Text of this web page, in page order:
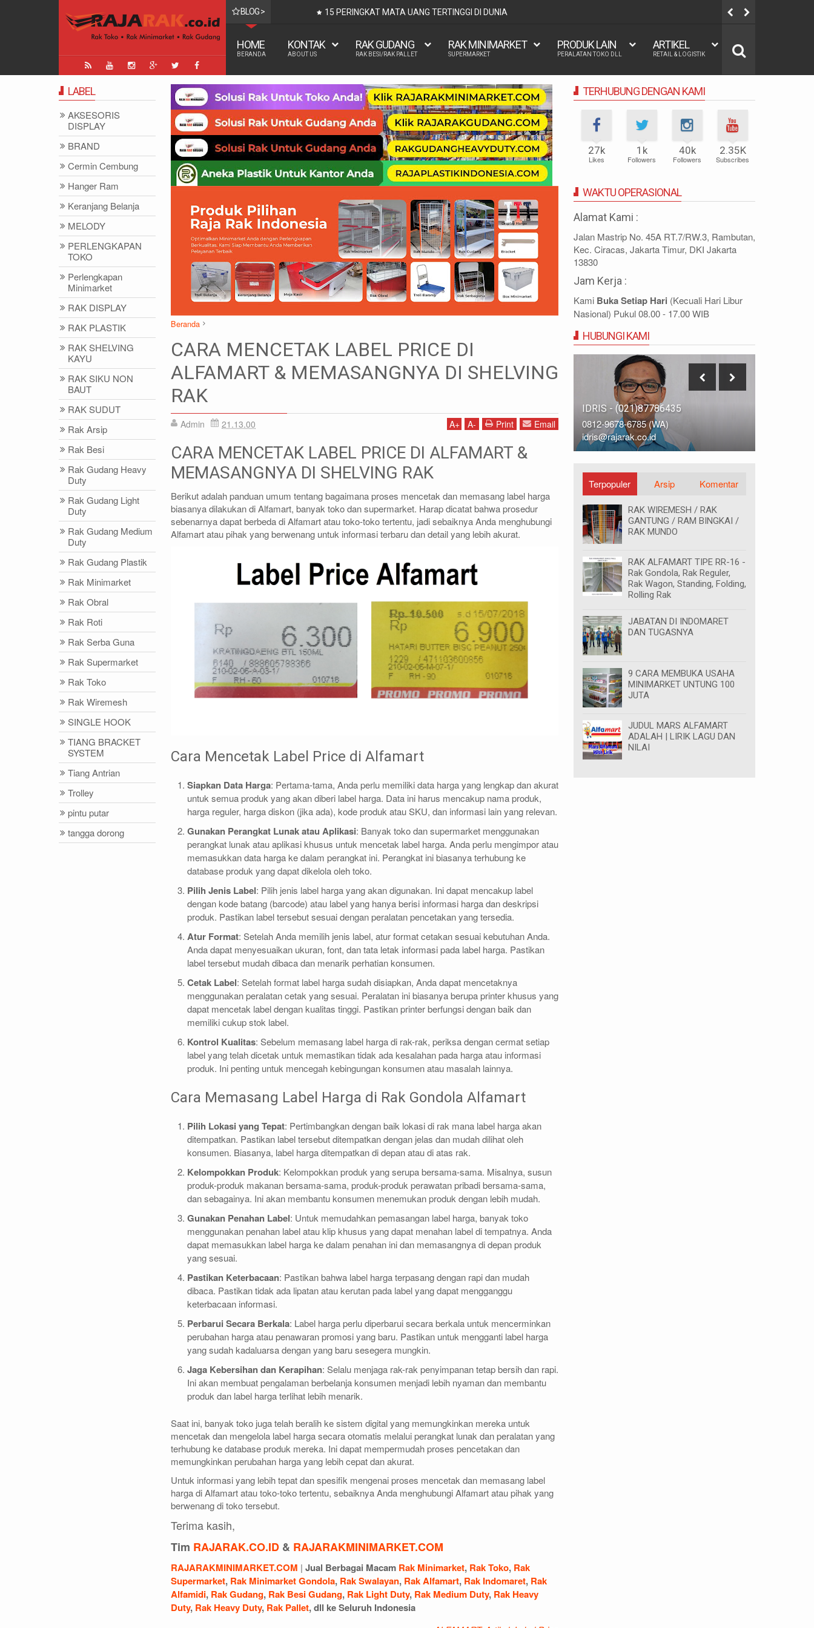
BLOG > UKURAN KASUR 90x200, 100x200, 120x200, 140x200, 160x200, 180x200 | FUNGSI, MANFAAT DAN KEGUNAAN
HOME
BERANDA
KONTAK
ABOUT US
RAK GUDANG
RAK BESI/RAK PALLET
RAK MINIMARKET
SUPERMARKET
PRODUK LAIN
PERALATAN TOKO DLL
ARTIKEL
RETAIL & LOGISTIK
Beranda
ALFAMART
Artikel
Label Price
CARA MENCETAK LABEL PRICE DI ALFAMART & MEMASANGNYA DI SHELVING RAK
CARA MENCETAK LABEL PRICE DI
ALFAMART & MEMASANGNYA DI SHELVING
RAK
Admin 21.13.00 A+ A- Print Email
CARA MENCETAK LABEL PRICE DI ALFAMART &
MEMASANGNYA DI SHELVING RAK
Berikut adalah panduan umum tentang bagaimana proses mencetak dan memasang label harga
biasanya dilakukan di Alfamart, banyak toko dan supermarket. Harap dicatat bahwa prosedur
sebenarnya dapat berbeda di Alfamart atau toko-toko tertentu, jadi sebaiknya Anda menghubungi
Alfamart atau pihak yang berwenang untuk informasi terbaru dan detail yang lebih akurat.
Cara Mencetak Label Price di Alfamart
Siapkan Data Harga: Pertama-tama, Anda perlu memiliki data harga yang lengkap dan akurat
untuk semua produk yang akan diberi label harga. Data ini harus mencakup nama produk,
harga reguler, harga diskon (jika ada), kode produk atau SKU, dan informasi lain yang relevan.
Gunakan Perangkat Lunak atau Aplikasi: Banyak toko dan supermarket menggunakan
perangkat lunak atau aplikasi khusus untuk mencetak label harga. Anda perlu mengimpor atau
memasukkan data harga ke dalam perangkat ini. Perangkat ini biasanya terhubung ke
database produk yang dapat dikelola oleh toko.
Pilih Jenis Label: Pilih jenis label harga yang akan digunakan. Ini dapat mencakup label
dengan kode batang (barcode) atau label yang hanya berisi informasi harga dan deskripsi
produk. Pastikan label tersebut sesuai dengan peralatan pencetakan yang tersedia.
Atur Format: Setelah Anda memilih jenis label, atur format cetakan sesuai kebutuhan Anda.
Anda dapat menyesuaikan ukuran, font, dan tata letak informasi pada label harga. Pastikan
label tersebut mudah dibaca dan menarik perhatian konsumen.
Cetak Label: Setelah format label harga sudah disiapkan, Anda dapat mencetaknya
menggunakan peralatan cetak yang sesuai. Peralatan ini biasanya berupa printer khusus yang
dapat mencetak label dengan kualitas tinggi. Pastikan printer berfungsi dengan baik dan
memiliki cukup stok label.
Kontrol Kualitas: Sebelum memasang label harga di rak-rak, periksa dengan cermat setiap
label yang telah dicetak untuk memastikan tidak ada kesalahan pada harga atau informasi
produk. Ini penting untuk mencegah kebingungan konsumen atau masalah lainnya.
Cara Memasang Label Harga di Rak Gondola Alfamart
Pilih Lokasi yang Tepat: Pertimbangkan dengan baik lokasi di rak mana label harga akan
ditempatkan. Pastikan label tersebut ditempatkan dengan jelas dan mudah dilihat oleh
konsumen. Biasanya, label harga ditempatkan di depan atau di atas rak.
Kelompokkan Produk: Kelompokkan produk yang serupa bersama-sama. Misalnya, susun
produk-produk makanan bersama-sama, produk-produk perawatan pribadi bersama-sama,
dan sebagainya. Ini akan membantu konsumen menemukan produk dengan lebih mudah.
Gunakan Penahan Label: Untuk memudahkan pemasangan label harga, banyak toko
menggunakan penahan label atau klip khusus yang dapat menahan label di tempatnya. Anda
dapat memasukkan label harga ke dalam penahan ini dan memasangnya di depan produk
yang sesuai.
Pastikan Keterbacaan: Pastikan bahwa label harga terpasang dengan rapi dan mudah
dibaca. Pastikan tidak ada lipatan atau kerutan pada label yang dapat mengganggu
keterbacaan informasi.
Perbarui Secara Berkala: Label harga perlu diperbarui secara berkala untuk mencerminkan
perubahan harga atau penawaran promosi yang baru. Pastikan untuk mengganti label harga
yang sudah kadaluarsa dengan yang baru sesegera mungkin.
Jaga Kebersihan dan Kerapihan: Selalu menjaga rak-rak penyimpanan tetap bersih dan rapi.
Ini akan membuat pengalaman berbelanja konsumen menjadi lebih nyaman dan membantu
produk dan label harga terlihat lebih menarik.
Saat ini, banyak toko juga telah beralih ke sistem digital yang memungkinkan mereka untuk
mencetak dan mengelola label harga secara otomatis melalui perangkat lunak dan peralatan yang
terhubung ke database produk mereka. Ini dapat mempermudah proses pencetakan dan
memungkinkan perubahan harga yang lebih cepat dan akurat.
Untuk informasi yang lebih tepat dan spesifik mengenai proses mencetak dan memasang label
harga di Alfamart atau toko-toko tertentu, sebaiknya Anda menghubungi Alfamart atau pihak yang
berwenang di toko tersebut.
Terima kasih,
Tim RAJARAK.CO.ID & RAJARAKMINIMARKET.COM
RAJARAKMINIMARKET.COM | Jual Berbagai Macam Rak Minimarket, Rak Toko, Rak
Supermarket, Rak Minimarket Gondola, Rak Swalayan, Rak Alfamart, Rak Indomaret, Rak
Alfamidi, Rak Gudang, Rak Besi Gudang, Rak Light Duty, Rak Medium Duty, Rak Heavy
Duty, Rak Heavy Duty, Rak Pallet, dll ke Seluruh Indonesia
TERHUBUNG DENGAN KAMI
27k
Likes
1k
Followers
40k
Followers
2.35K
Subscribes
WAKTU OPERASIONAL
Alamat Kami :
Jalan Mastrip No. 45A RT.7/RW.3, Rambutan,
Kec. Ciracas, Jakarta Timur, DKI Jakarta
13830
Jam Kerja :
Kami Buka Setiap Hari (Kecuali Hari Libur
Nasional) Pukul 08.00 - 17.00 WIB
HUBUNGI KAMI
DIDIN - (021)87786434
0812-8855-1012(WA)
didin@rajarak.co.id
0812-9678-6785 (WA)
0812-8855-1012(WA)
IDRIS - (021)87786435
0812-9678-6785 (WA)
idris@rajarak.co.id
Terpopuler Arsip Komentar
RAK WIREMESH / RAK
GANTUNG / RAM BINGKAI /
RAK MUNDO
RAK ALFAMART TIPE RR-16 -
Rak Gondola, Rak Reguler,
Rak Wagon, Standing, Folding,
Rolling Rak
JABATAN DI INDOMARET
DAN TUGASNYA
9 CARA MEMBUKA USAHA
MINIMARKET UNTUNG 100
JUTA
JUDUL MARS ALFAMART
ADALAH | LIRIK LAGU DAN
NILAI
LABEL
AKSESORIS
DISPLAY
BRAND
Cermin Cembung
Hanger Ram
Keranjang Belanja
MELODY
PERLENGKAPAN
TOKO
Perlengkapan
Minimarket
RAK DISPLAY
RAK PLASTIK
RAK SHELVING
KAYU
RAK SIKU NON
BAUT
RAK SUDUT
Rak Arsip
Rak Besi
Rak Gudang Heavy
Duty
Rak Gudang Light
Duty
Rak Gudang Medium
Duty
Rak Gudang Plastik
Rak Minimarket
Rak Obral
Rak Roti
Rak Serba Guna
Rak Supermarket
Rak Toko
Rak Wiremesh
SINGLE HOOK
TIANG BRACKET
SYSTEM
Tiang Antrian
Trolley
pintu putar
tangga dorong